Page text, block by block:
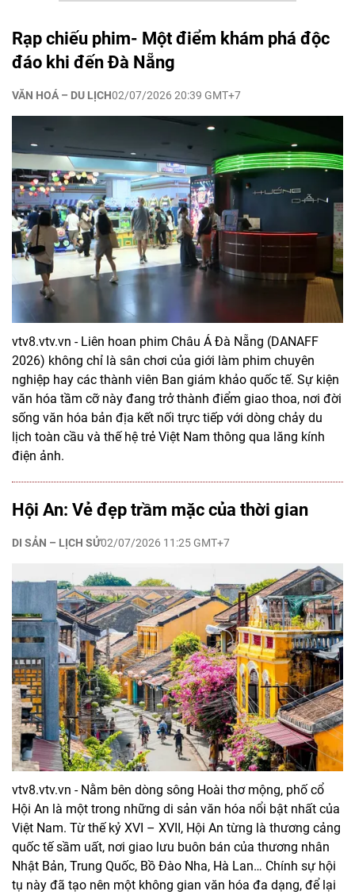
Rạp chiếu phim- Một điểm khám phá độc
đáo khi đến Đà Nẵng
VĂN HOÁ – DU LỊCH02/07/2026 20:39 GMT+7
vtv8.vtv.vn - Liên hoan phim Châu Á Đà Nẵng (DANAFF
2026) không chỉ là sân chơi của giới làm phim chuyên
nghiệp hay các thành viên Ban giám khảo quốc tế. Sự kiện
văn hóa tầm cỡ này đang trở thành điểm giao thoa, nơi đời
sống văn hóa bản địa kết nối trực tiếp với dòng chảy du
lịch toàn cầu và thế hệ trẻ Việt Nam thông qua lăng kính
điện ảnh.
Hội An: Vẻ đẹp trầm mặc của thời gian
DI SẢN – LỊCH SỬ02/07/2026 11:25 GMT+7
vtv8.vtv.vn - Nằm bên dòng sông Hoài thơ mộng, phố cổ
Hội An là một trong những di sản văn hóa nổi bật nhất của
Việt Nam. Từ thế kỷ XVI – XVII, Hội An từng là thương cảng
quốc tế sầm uất, nơi giao lưu buôn bán của thương nhân
Nhật Bản, Trung Quốc, Bồ Đào Nha, Hà Lan… Chính sự hội
tụ này đã tạo nên một không gian văn hóa đa dạng, để lại